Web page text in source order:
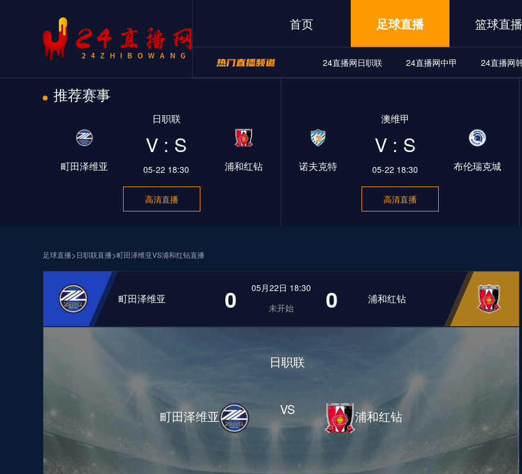
首页 足球直播 篮球直播
24直播网日职联 24直播网中甲 24直播网
24直播网韩K联
推荐赛事
町田泽维亚
日职联
V : S
05-22 18:30 浦和红钻
高清直播
诺夫克特
澳维甲
V : S
05-22 18:30 布伦瑞克城
高清直播
足球直播>日职联直播>町田泽维亚VS浦和红钻直播
町田泽维亚 0
05月22日 18:30
未开始
0 浦和红钻
町田泽维亚
日职联
VS 浦和红钻